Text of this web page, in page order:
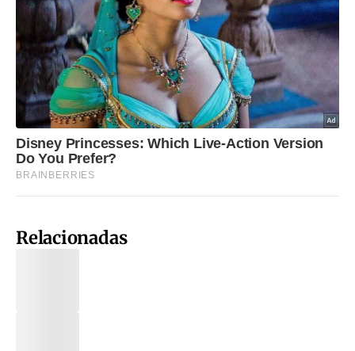
Relacionadas